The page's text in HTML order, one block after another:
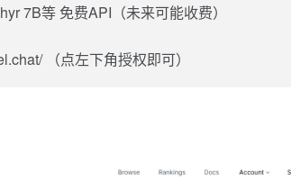
7B等 免费API（未来可能收费）
（点左下角授权即可）